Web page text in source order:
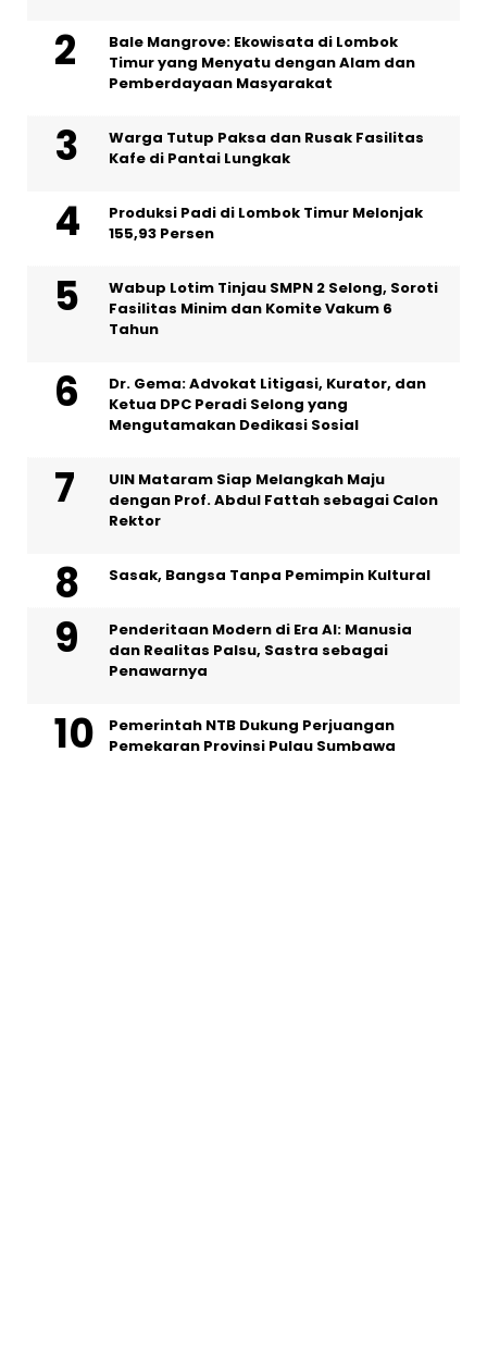
Bale Mangrove: Ekowisata di Lombok
Timur yang Menyatu dengan Alam dan
Pemberdayaan Masyarakat
Warga Tutup Paksa dan Rusak Fasilitas
Kafe di Pantai Lungkak
Produksi Padi di Lombok Timur Melonjak
155,93 Persen
Wabup Lotim Tinjau SMPN 2 Selong, Soroti
Fasilitas Minim dan Komite Vakum 6
Tahun
Dr. Gema: Advokat Litigasi, Kurator, dan
Ketua DPC Peradi Selong yang
Mengutamakan Dedikasi Sosial
UIN Mataram Siap Melangkah Maju
dengan Prof. Abdul Fattah sebagai Calon
Rektor
Sasak, Bangsa Tanpa Pemimpin Kultural
Penderitaan Modern di Era AI: Manusia
dan Realitas Palsu, Sastra sebagai
Penawarnya
Pemerintah NTB Dukung Perjuangan
Pemekaran Provinsi Pulau Sumbawa